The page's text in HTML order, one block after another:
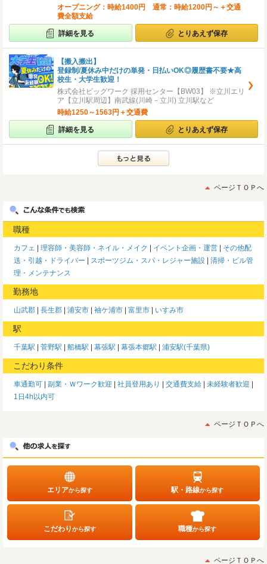
オープニング：時給1400円 通常：時給1200円～＋交通
費全額支給
詳細を見る とりあえず保存
【搬入搬出】
登録制/夏休み中だけの単発・日払いOK◎履歴書不要★高
校生・大学生歓迎！
株式会社ビッグワーク 採用センター【BW03】 ※立川エリ
ア【立川駅周辺】南武線(川崎－立川) 立川駅など
時給1250～1563円＋交通費
詳細を見る とりあえず保存
ページＴＯＰへ
職種
カフェ 理容師・美容師・ネイル・メイク イベント企画・運営
その他配
送・引越・ドライバー
スポーツジム・スパ・レジャー施設
清掃・ビル管
理・メンテナンス
勤務地
山武郡 長生郡 浦安市 袖ケ浦市 富里市 いすみ市
駅
千葉駅 菅野駅 船橋駅 幕張駅 幕張本郷駅 浦安駅(千葉県)
こだわり条件
車通勤可 副業・Ｗワーク歓迎 社員登用あり 交通費支給
未経験者歓迎
1日4h以内可
ページＴＯＰへ
エリアから探す 駅・路線から探す
こだわりから探す 職種から探す
ページＴＯＰへ